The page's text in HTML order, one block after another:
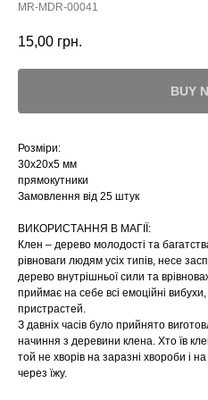
MR-MDR-00041
15,00 грн.
BUY
Розміри:
30х20х5 мм
прямокутники
Замовлення від 25 штук
ВИКОРИСТАННЯ В МАГІЇ:
Клен – дерево молодості та
рівноваги людям усіх типів, несе
дерево внутрішньої сили та
приймає на себе всі емоційні вибухи,
пристрастей.
З давніх часів було прийнято
начиння з деревини клена. Хто їв
той не хворів на заразні хвороби і
через їжу.